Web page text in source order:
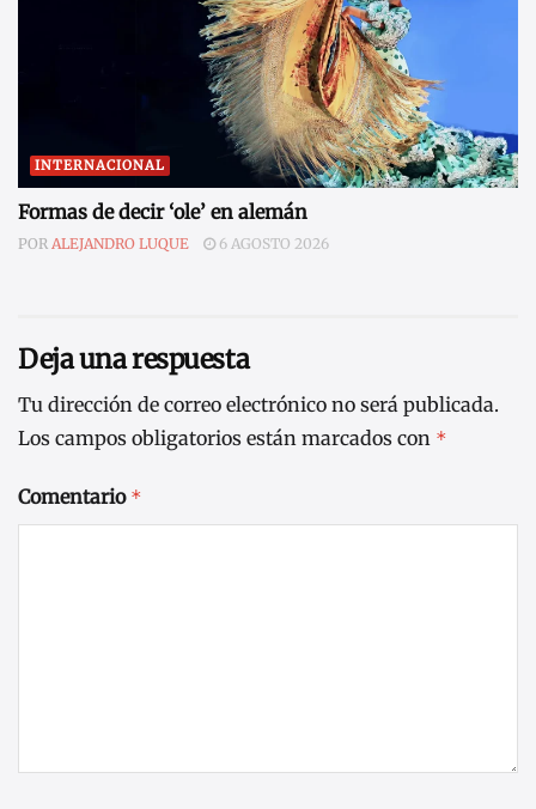
INTERNACIONAL
Formas de decir ‘ole’ en alemán
POR ALEJANDRO LUQUE 6 AGOSTO 2026
Deja una respuesta
Tu dirección de correo electrónico no será publicada.
Los campos obligatorios están marcados con *
Comentario *